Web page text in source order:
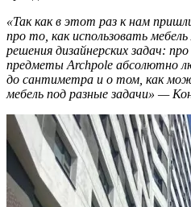
«Так как в этот раз к нам
про то, как использовать
решения дизайнерских задач:
предметы Archpole абсолютно
до сантиметра и о том, как
мебель под разные задачи» —